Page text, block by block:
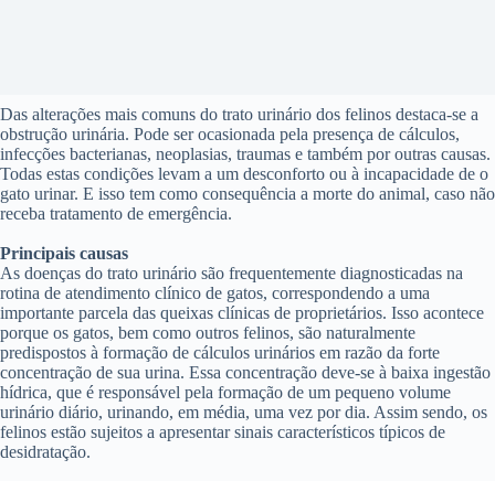
Das alterações mais comuns do trato urinário dos felinos destaca-se a
obstrução urinária. Pode ser ocasionada pela presença de cálculos,
infecções bacterianas, neoplasias, traumas e também por outras causas.
Todas estas condições levam a um desconforto ou à incapacidade de o
gato urinar. E isso tem como consequência a morte do animal, caso não
receba tratamento de emergência.
Principais causas
As doenças do trato urinário são frequentemente diagnosticadas na
rotina de atendimento clínico de gatos, correspondendo a uma
importante parcela das queixas clínicas de proprietários. Isso acontece
porque os gatos, bem como outros felinos, são naturalmente
predispostos à formação de cálculos urinários em razão da forte
concentração de sua urina. Essa concentração deve-se à baixa ingestão
hídrica, que é responsável pela formação de um pequeno volume
urinário diário, urinando, em média, uma vez por dia. Assim sendo, os
felinos estão sujeitos a apresentar sinais característicos típicos de
desidratação.